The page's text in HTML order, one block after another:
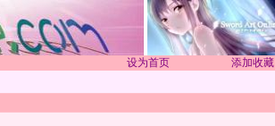
设为首页
添加收藏